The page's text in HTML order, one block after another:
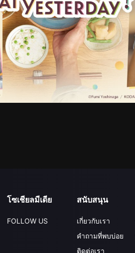
โซเชียลมีเดีย
FOLLOW US
สนับสนุน
เกี่ยวกับเรา
คำถามที่พบบ่อย
ติดต่อเรา